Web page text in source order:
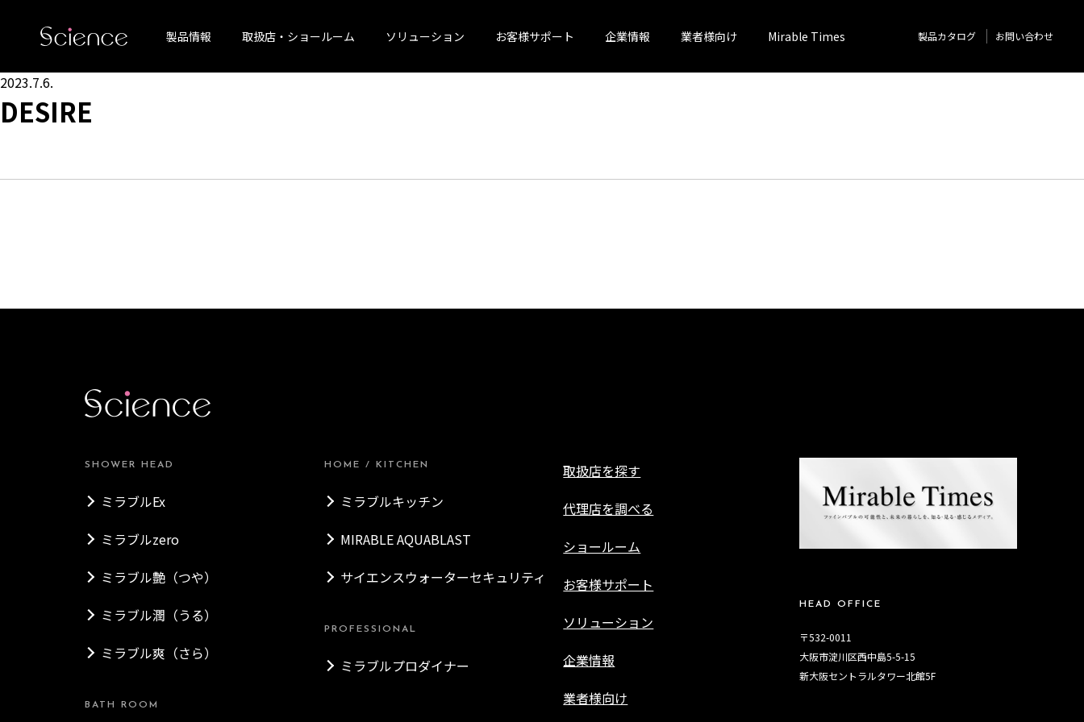
製品情報 取扱店・ショールーム ソリューション お客様サポート 企業情報 業者様向け Mirable Times 製品カタログ お問い合わせ
2023.7.6.
DESIRE
SHOWER HEAD
ミラブルEx
ミラブルzero
ミラブル艶（つや）
ミラブル潤（うる）
ミラブル爽（さら）
BATH ROOM
HOME / KITCHEN
ミラブルキッチン
MIRABLE AQUABLAST
サイエンスウォーターセキュリティ
PROFESSIONAL
ミラブルプロダイナー
取扱店を探す
代理店を調べる
ショールーム
お客様サポート
ソリューション
企業情報
業者様向け
HEAD OFFICE
〒532-0011
大阪市淀川区西中島5-5-15
新大阪セントラルタワー北館5F